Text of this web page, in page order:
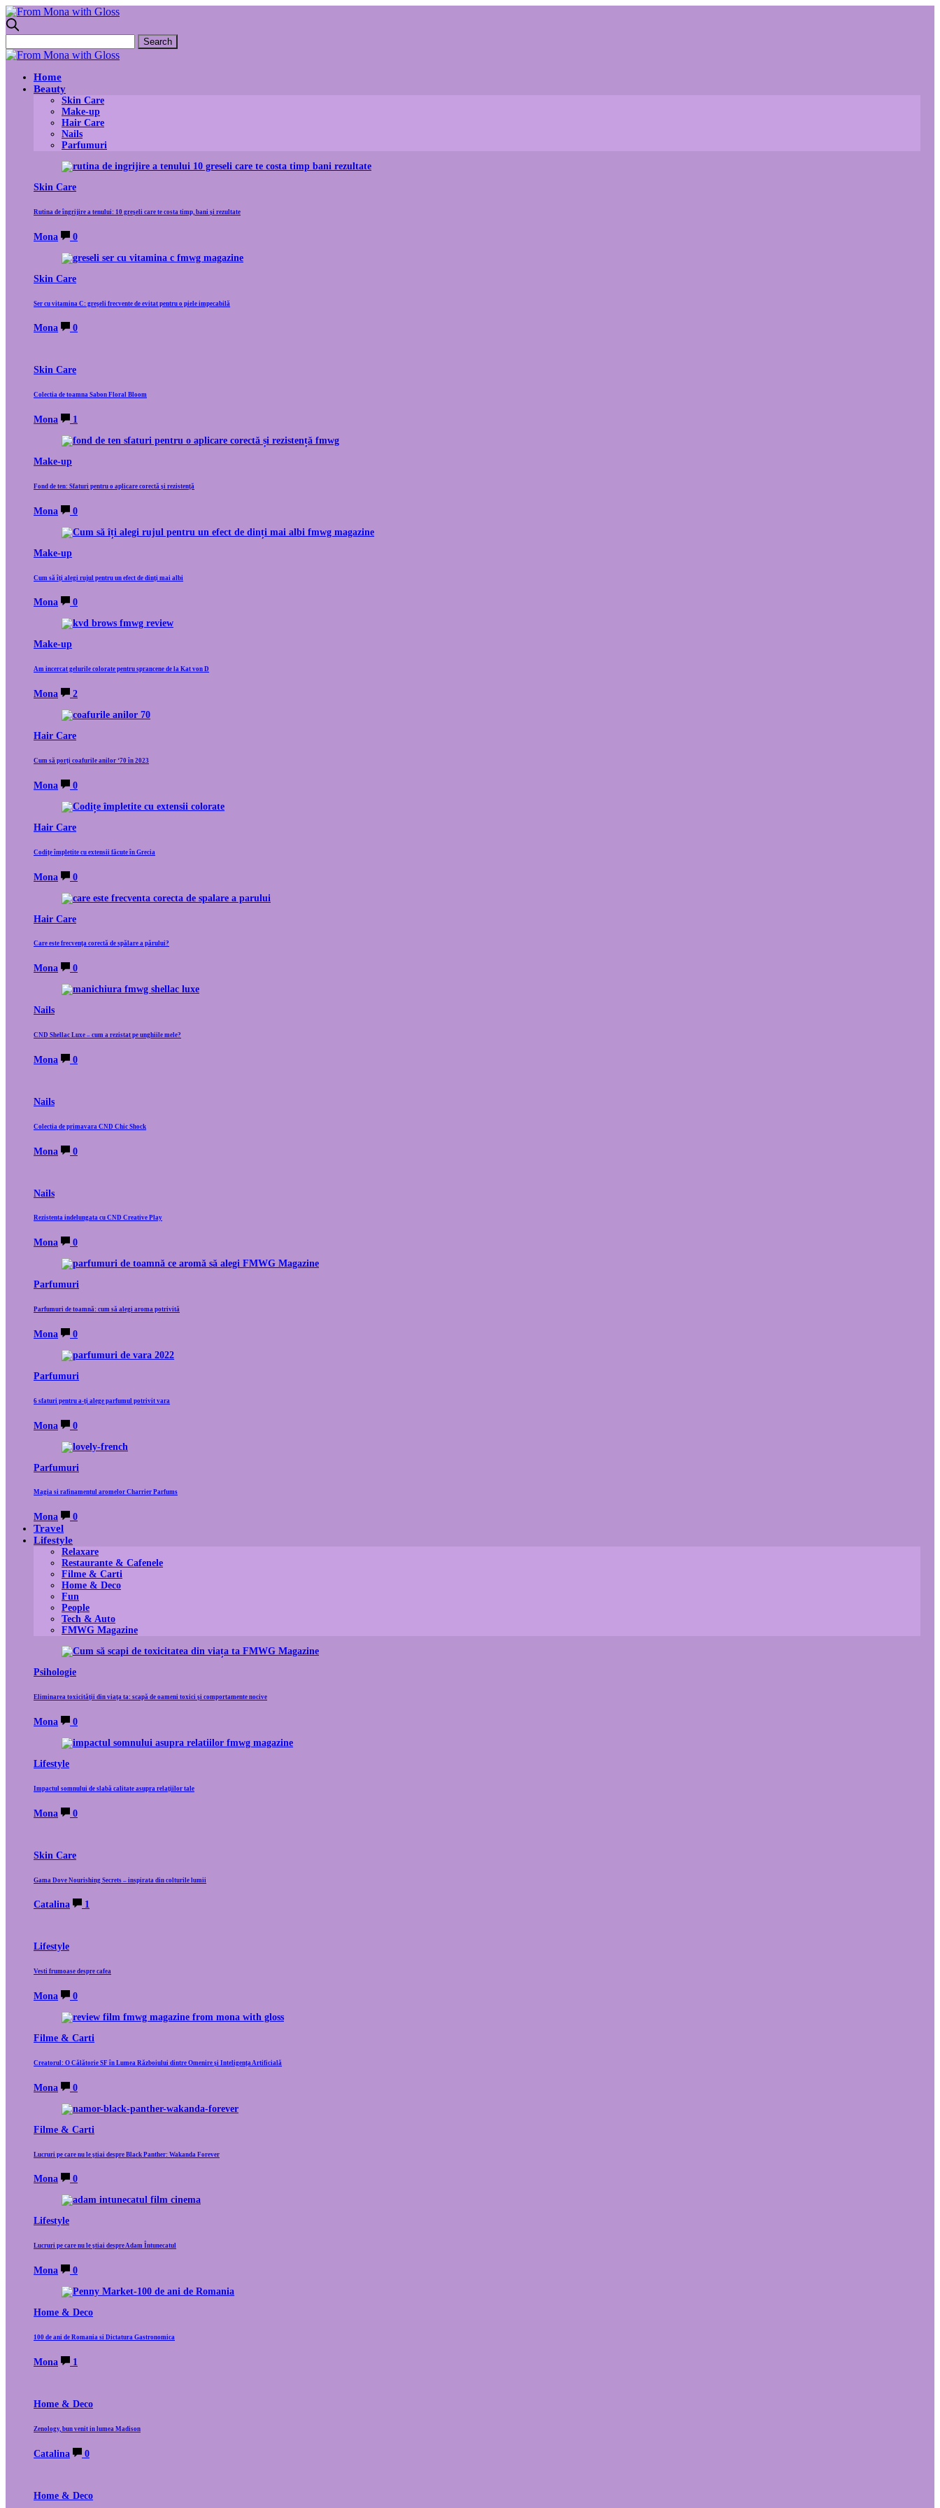
Home
Beauty
Skin Care
Make-up
Hair Care
Nails
Parfumuri
Skin Care
Rutina de îngrijire a tenului: 10 greșeli care te costa timp, bani și rezultate
Mona 0
Skin Care
Ser cu vitamina C: greșeli frecvente de evitat pentru o piele impecabilă
Mona 0
Skin Care
Colectia de toamna Sabon Floral Bloom
Mona 1
Make-up
Fond de ten: Sfaturi pentru o aplicare corectă și rezistență
Mona 0
Make-up
Cum să îți alegi rujul pentru un efect de dinți mai albi
Mona 0
Make-up
Am incercat gelurile colorate pentru sprancene de la Kat von D
Mona 2
Hair Care
Cum să porți coafurile anilor ‘70 în 2023
Mona 0
Hair Care
Codițe împletite cu extensii făcute în Grecia
Mona 0
Hair Care
Care este frecvența corectă de spălare a părului?
Mona 0
Nails
CND Shellac Luxe – cum a rezistat pe unghiile mele?
Mona 0
Nails
Colectia de primavara CND Chic Shock
Mona 0
Nails
Rezistenta indelungata cu CND Creative Play
Mona 0
Parfumuri
Parfumuri de toamnă: cum să alegi aroma potrivită
Mona 0
Parfumuri
6 sfaturi pentru a-ți alege parfumul potrivit vara
Mona 0
Parfumuri
Magia si rafinamentul aromelor Charrier Parfums
Mona 0
Travel
Lifestyle
Relaxare
Restaurante & Cafenele
Filme & Carti
Home & Deco
Fun
People
Tech & Auto
FMWG Magazine
Psihologie
Eliminarea toxicității din viața ta: scapă de oameni toxici și comportamente nocive
Mona 0
Lifestyle
Impactul somnului de slabă calitate asupra relațiilor tale
Mona 0
Skin Care
Gama Dove Nourishing Secrets – inspirata din colturile lumii
Catalina 1
Lifestyle
Vesti frumoase despre cafea
Mona 0
Filme & Carti
Creatorul: O Călătorie SF în Lumea Războiului dintre Omenire și Inteligența Artificială
Mona 0
Filme & Carti
Lucruri pe care nu le știai despre Black Panther: Wakanda Forever
Mona 0
Lifestyle
Lucruri pe care nu le știai despre Adam Întunecatul
Mona 0
Home & Deco
100 de ani de Romania si Dictatura Gastronomica
Mona 1
Home & Deco
Zenology, bun venit in lumea Madison
Catalina 0
Home & Deco